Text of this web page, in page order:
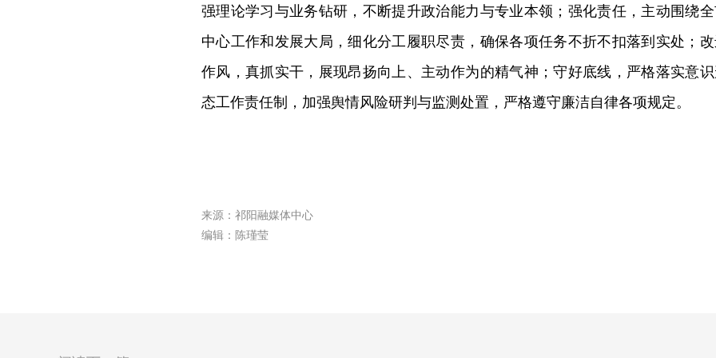
强理论学习与业务钻研，不断提升政治能力与专业本领；强化责任，主动围绕
中心工作和发展大局，细化分工履职尽责，确保各项任务不折不扣落到实处；
作风，真抓实干，展现昂扬向上、主动作为的精气神；守好底线，严格落实意
态工作责任制，加强舆情风险研判与监测处置，严格遵守廉洁自律各项规定。
来源：祁阳融媒体中心
编辑：陈瑾莹